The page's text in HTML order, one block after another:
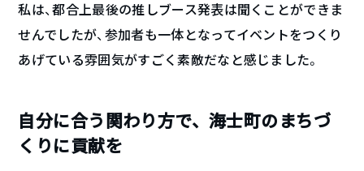
私は、都合上最後の推しブース発表は聞くことができま
せんでしたが、参加者も一体となってイベントをつくり
あげている雰囲気がすごく素敵だなと感じました。
自分に合う関わり方で、海士町のまちづ
くりに貢献を